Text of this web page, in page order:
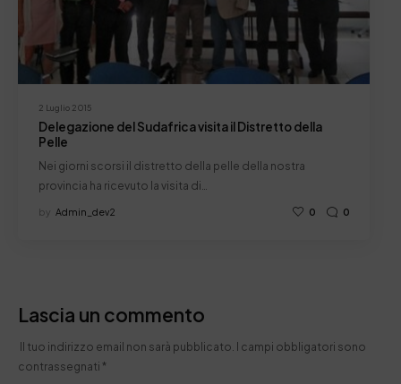
2 Luglio 2015
Delegazione del Sudafrica visita il Distretto della
Pelle
Nei giorni scorsi il distretto della pelle della nostra
provincia ha ricevuto la visita di…
by Admin_dev2 0 0
Lascia un commento
Il tuo indirizzo email non sarà pubblicato. I campi obbligatori sono
contrassegnati *